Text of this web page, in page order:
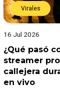
Virales
16 Jul 2026
¿Qué pasó
streamer
callejera
en vivo